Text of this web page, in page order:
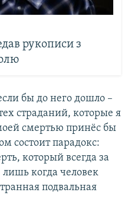
рукописи з
бы до него дошло –
страданий, которые я
смертью принёс бы
состоит парадокс:
который всегда за
когда человек
подвальная